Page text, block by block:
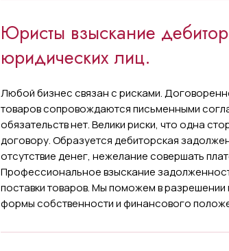
Юристы взыскание
юридических лиц.
Любой бизнес связан с рисками.
товаров сопровождаются письменными
обязательств нет. Велики риски, что одна
договору. Образуется дебиторская
отсутствие денег, нежелание совершать
Профессиональное взыскание
поставки товаров. Мы поможем в
формы собственности и финансового